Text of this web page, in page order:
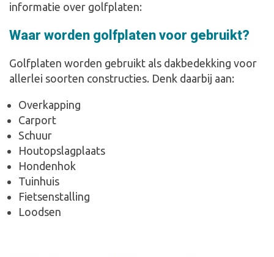
informatie over golfplaten:
Waar worden golfplaten voor gebruikt?
Golfplaten worden gebruikt als dakbedekking voor
allerlei soorten constructies. Denk daarbij aan:
Overkapping
Carport
Schuur
Houtopslagplaats
Hondenhok
Tuinhuis
Fietsenstalling
Loodsen